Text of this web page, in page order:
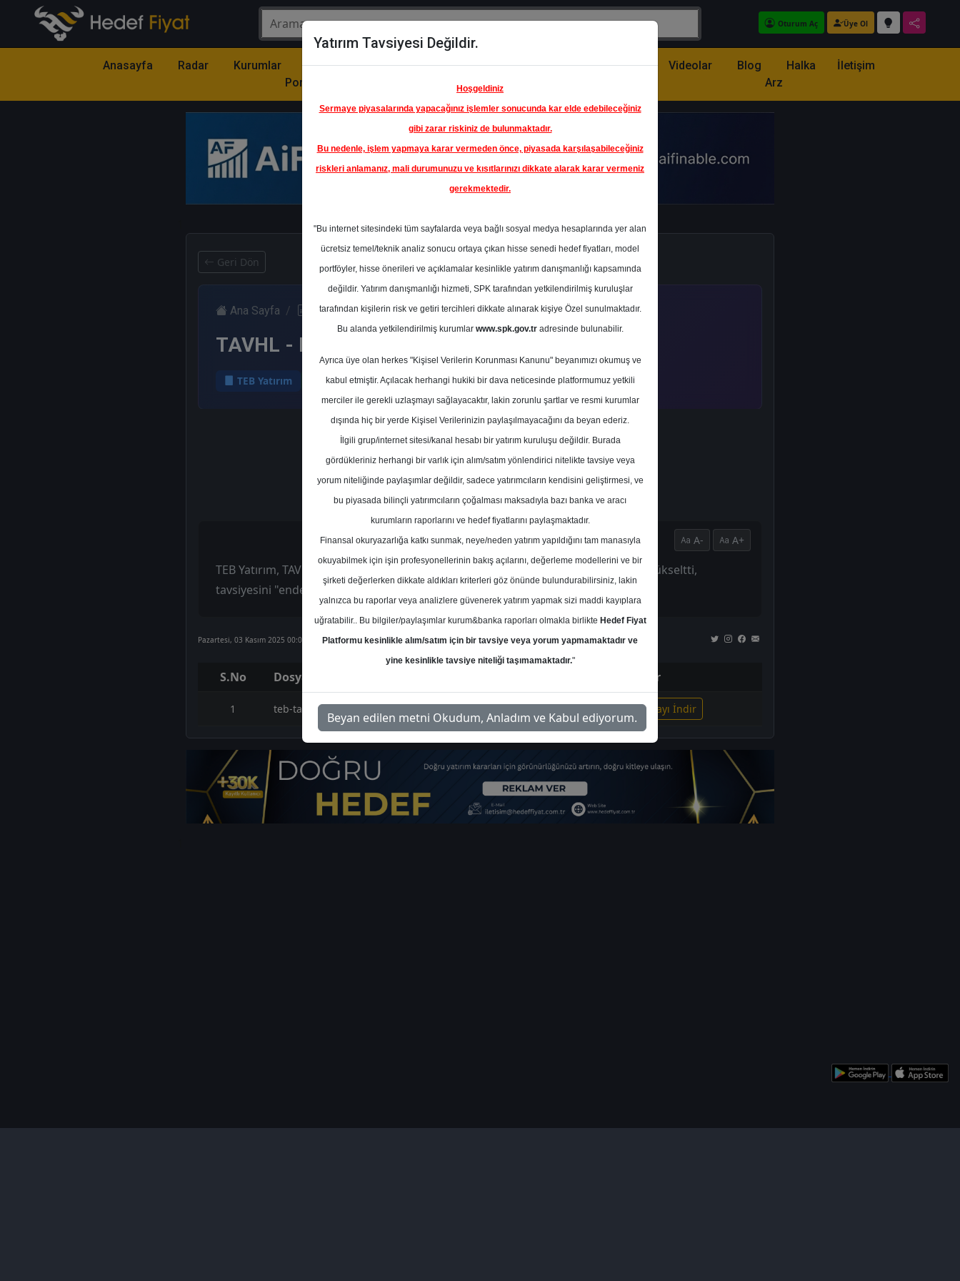
Oturum Aç Üye Ol
Anasayfa Radar Kurumlar
Model
Portföy
Hisse
Öne
Çıkanlar
Raporlar Partnerlerimiz Videolar Blog
Halka
Arz
İletişim
Geri Dön
Ana Sayfa Raporlar TEB Yatırım Rapor Detay
TAVHL - Hedef Fiyat
TEB Yatırım 03 Kasım 2025
A- A+
TEB Yatırım, TAVHL - TAV Havalimanları için hedef fiyatını 518,62 TL'den 553, TL'ye yükseltti,
tavsiyesini "endeks üstü getiri" olarak korudu
Pazartesi, 03 Kasım 2025 00:00
S.No Dosya Adı İndir
1 teb-tavhl-hedef-fiyat-44938 İlgili Dosyayı İndir
Yatırım Tavsiyesi Değildir.
Hoşgeldiniz
Sermaye piyasalarında yapacağınız işlemler sonucunda kar elde edebileceğiniz
gibi zarar riskiniz de bulunmaktadır.
Bu nedenle, işlem yapmaya karar vermeden önce, piyasada karşılaşabileceğiniz
riskleri anlamanız, mali durumunuzu ve kısıtlarınızı dikkate alarak karar vermeniz
gerekmektedir.
"Bu internet sitesindeki tüm sayfalarda veya bağlı sosyal medya hesaplarında yer alan
ücretsiz temel/teknik analiz sonucu ortaya çıkan hisse senedi hedef fiyatları, model
portföyler, hisse önerileri ve açıklamalar kesinlikle yatırım danışmanlığı kapsamında
değildir. Yatırım danışmanlığı hizmeti, SPK tarafından yetkilendirilmiş kuruluşlar
tarafından kişilerin risk ve getiri tercihleri dikkate alınarak kişiye Özel sunulmaktadır.
Bu alanda yetkilendirilmiş kurumlar www.spk.gov.tradresinde bulunabilir.
Ayrıca üye olan herkes "Kişisel Verilerin Korunması Kanunu" beyanımızı okumuş ve
kabul etmiştir. Açılacak herhangi hukiki bir dava neticesinde platformumuz yetkili
merciler ile gerekli uzlaşmayı sağlayacaktır, lakin zorunlu şartlar ve resmi kurumlar
dışında hiç bir yerde Kişisel Verilerinizin paylaşılmayacağını da beyan ederiz.
İlgili grup/internet sitesi/kanal hesabı bir yatırım kuruluşu değildir. Burada
gördükleriniz herhangi bir varlık için alım/satım yönlendirici nitelikte tavsiye veya
yorum niteliğinde paylaşımlar değildir, sadece yatırımcıların kendisini geliştirmesi, ve
bu piyasada bilinçli yatırımcıların çoğalması maksadıyla bazı banka ve aracı
kurumların raporlarını ve hedef fiyatlarını paylaşmaktadır.
Finansal okuryazarlığa katkı sunmak, neye/neden yatırım yapıldığını tam manasıyla
okuyabilmek için işin profesyonellerinin bakış açılarını, değerleme modellerini ve bir
şirketi değerlerken dikkate aldıkları kriterleri göz önünde bulundurabilirsiniz, lakin
yalnızca bu raporlar veya analizlere güvenerek yatırım yapmak sizi maddi kayıplara
uğratabilir.. Bu bilgiler/paylaşımlar kurum&banka raporları olmakla birlikte Hedef Fiyat
Platformu kesinlikle alım/satım için bir tavsiye veya yorum yapmamaktadır ve
yine kesinlikle tavsiye niteliği taşımamaktadır."
Beyan edilen metni Okudum, Anladım ve Kabul ediyorum.